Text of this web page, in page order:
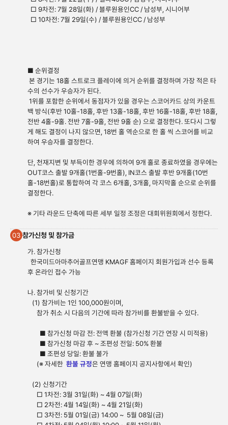
□ 9차전: 7월 28일(화) / 블루원용인CC / 남성부, 시니어부
□ 10차전: 7월 29일(수) / 블루원용인CC / 남성부
■ 순위결정
본 경기는 18홀 스트로크 플레이에 의거 순위를 결정하며 가장 적은 타
수의 선수가 우승자가 된다.
1위를 포함한 순위에서 동점자가 있을 경우는 스코어카드 상의 카운트
백 방식(후반 10홀-18홀, 후반 13홀-18홀, 후반 16홀-18홀, 후반 18홀,
전반 4홀-9홀. 전반 7홀-9홀, 전반 9홀 순) 으로 결정한다. 또다시 그렇
게 해도 결정이 나지 않으면, 18번 홀 역순으로 한 홀 씩 스코어를 비교
하여 우승자를 결정한다.
단, 천재지변 및 부득이한 경우에 의하여 9개 홀로 종료하였을 경우에는
OUT코스 출발 9개홀(1번홀-9번홀), IN코스 출발 후반 9개홀(10번
홀-18번홀)로 통합하여 각 코스 6개홀, 3개홀, 마지막홀 순으로 순위를
결정한다.
※ 기타 라운드 단축에 따른 세부 일정 조정은 대회위원회에서 정한다.
03 참가신청 및 참가금
가. 참가신청
한국미드아마추어골프연맹 KMAGF 홈페이지 회원가입과 선수 등록
후 온라인 접수 가능
나. 참가비 및 신청기간
(1) 참가비는 1인 100,000원이며,
참가 취소 시 다음의 기간에 따라 참가비를 환불받을 수 있다.
■ 참가신청 마감 전: 전액 환불 (참가신청 기간 연장 시 미적용)
■ 참가신청 마감 후 ~ 조편성 전일: 50% 환불
■ 조편성 당일: 환불 불가
(※ 자세한 환불 규정은 연맹 홈페이지 공지사항에서 확인)
(2) 신청기간
□ 1차전: 3월 31일(화) ~ 4월 07일(화)
□ 2차전: 4월 14일(화) ~ 4월 21일(화)
□ 3차전: 5월 01일(금) 14:00 ~ 5월 08일(금)